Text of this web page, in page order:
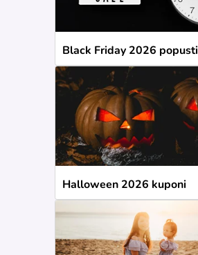
Black Friday 2026 popusti
Halloween 2026 kuponi